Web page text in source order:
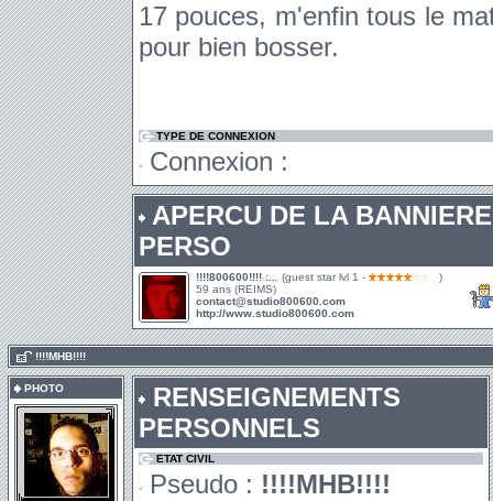
17 pouces, m'enfin tous le
pour bien bosser.
TYPE DE CONNEXION
Connexion :
APERCU DE LA BANNIERE
PERSO
!!!!800600!!!! :... (guest star lvl 1 -
)
59 ans (REIMS)
contact@studio800600.com
http://www.studio800600.com
!!!!MHB!!!!
PHOTO
RENSEIGNEMENTS
PERSONNELS
ETAT CIVIL
Pseudo : !!!!MHB!!!!